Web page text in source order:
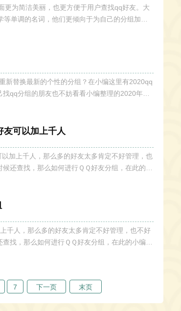
为简洁美丽，也更方便于用户查找qq好友。大
单调的名词，他们更倾向于为自己的分组加上
美丽和个性。以下是符号qq分组大全可复制，
新替换最新的个性的分组？在小编这里有2020qq
qq分组的朋友也不妨看看小编整理的2020年的
可以加上千人
加上千人，那么多的好友太多肯定不好管理，也
还查找，那么如何进行ＱＱ好友分组，在此的小
以便给你参考和灵感。易名轩起名网小编给大家
千人，那么多的好友太多肯定不好管理，也不好
找，那么如何进行ＱＱ好友分组，在此的小编特
给你参考和灵感。易名轩起名网小编给大家推荐
7 下一页 末页